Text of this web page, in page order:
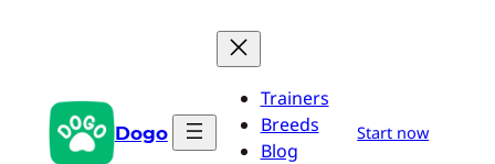
Dogo
Trainers
Breeds
Blog
Start now